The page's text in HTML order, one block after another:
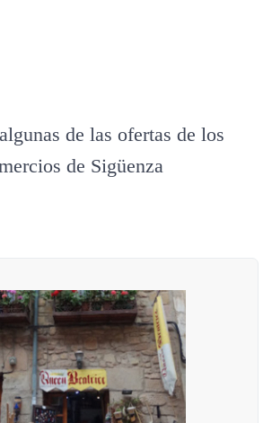
de las ofertas de los
de Sigüenza